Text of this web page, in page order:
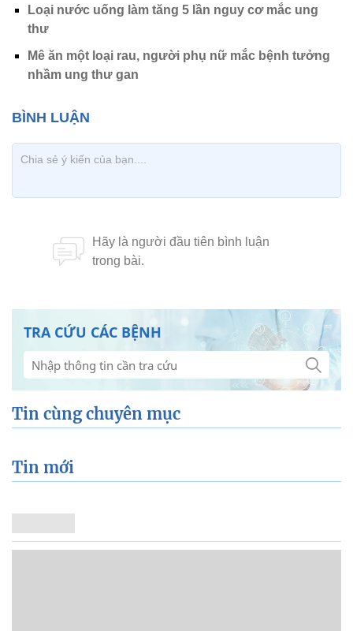
Loại nước uống làm tăng 5 lần nguy cơ mắc ung
thư
Mê ăn một loại rau, người phụ nữ mắc bệnh tưởng
nhầm ung thư gan
TRA CỨU CÁC BỆNH
Tin cùng chuyên mục
Tin mới